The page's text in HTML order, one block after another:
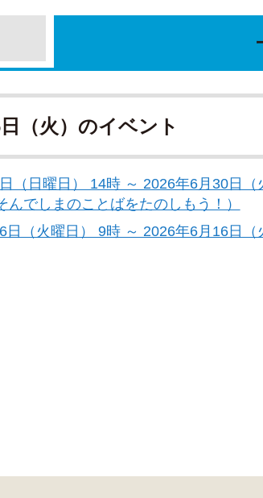
（火）のイベント
（日曜日） 14時 ～ 2026年6月30日（
んでしまのことばをたのしもう！）
日（火曜日） 9時 ～ 2026年6月16日